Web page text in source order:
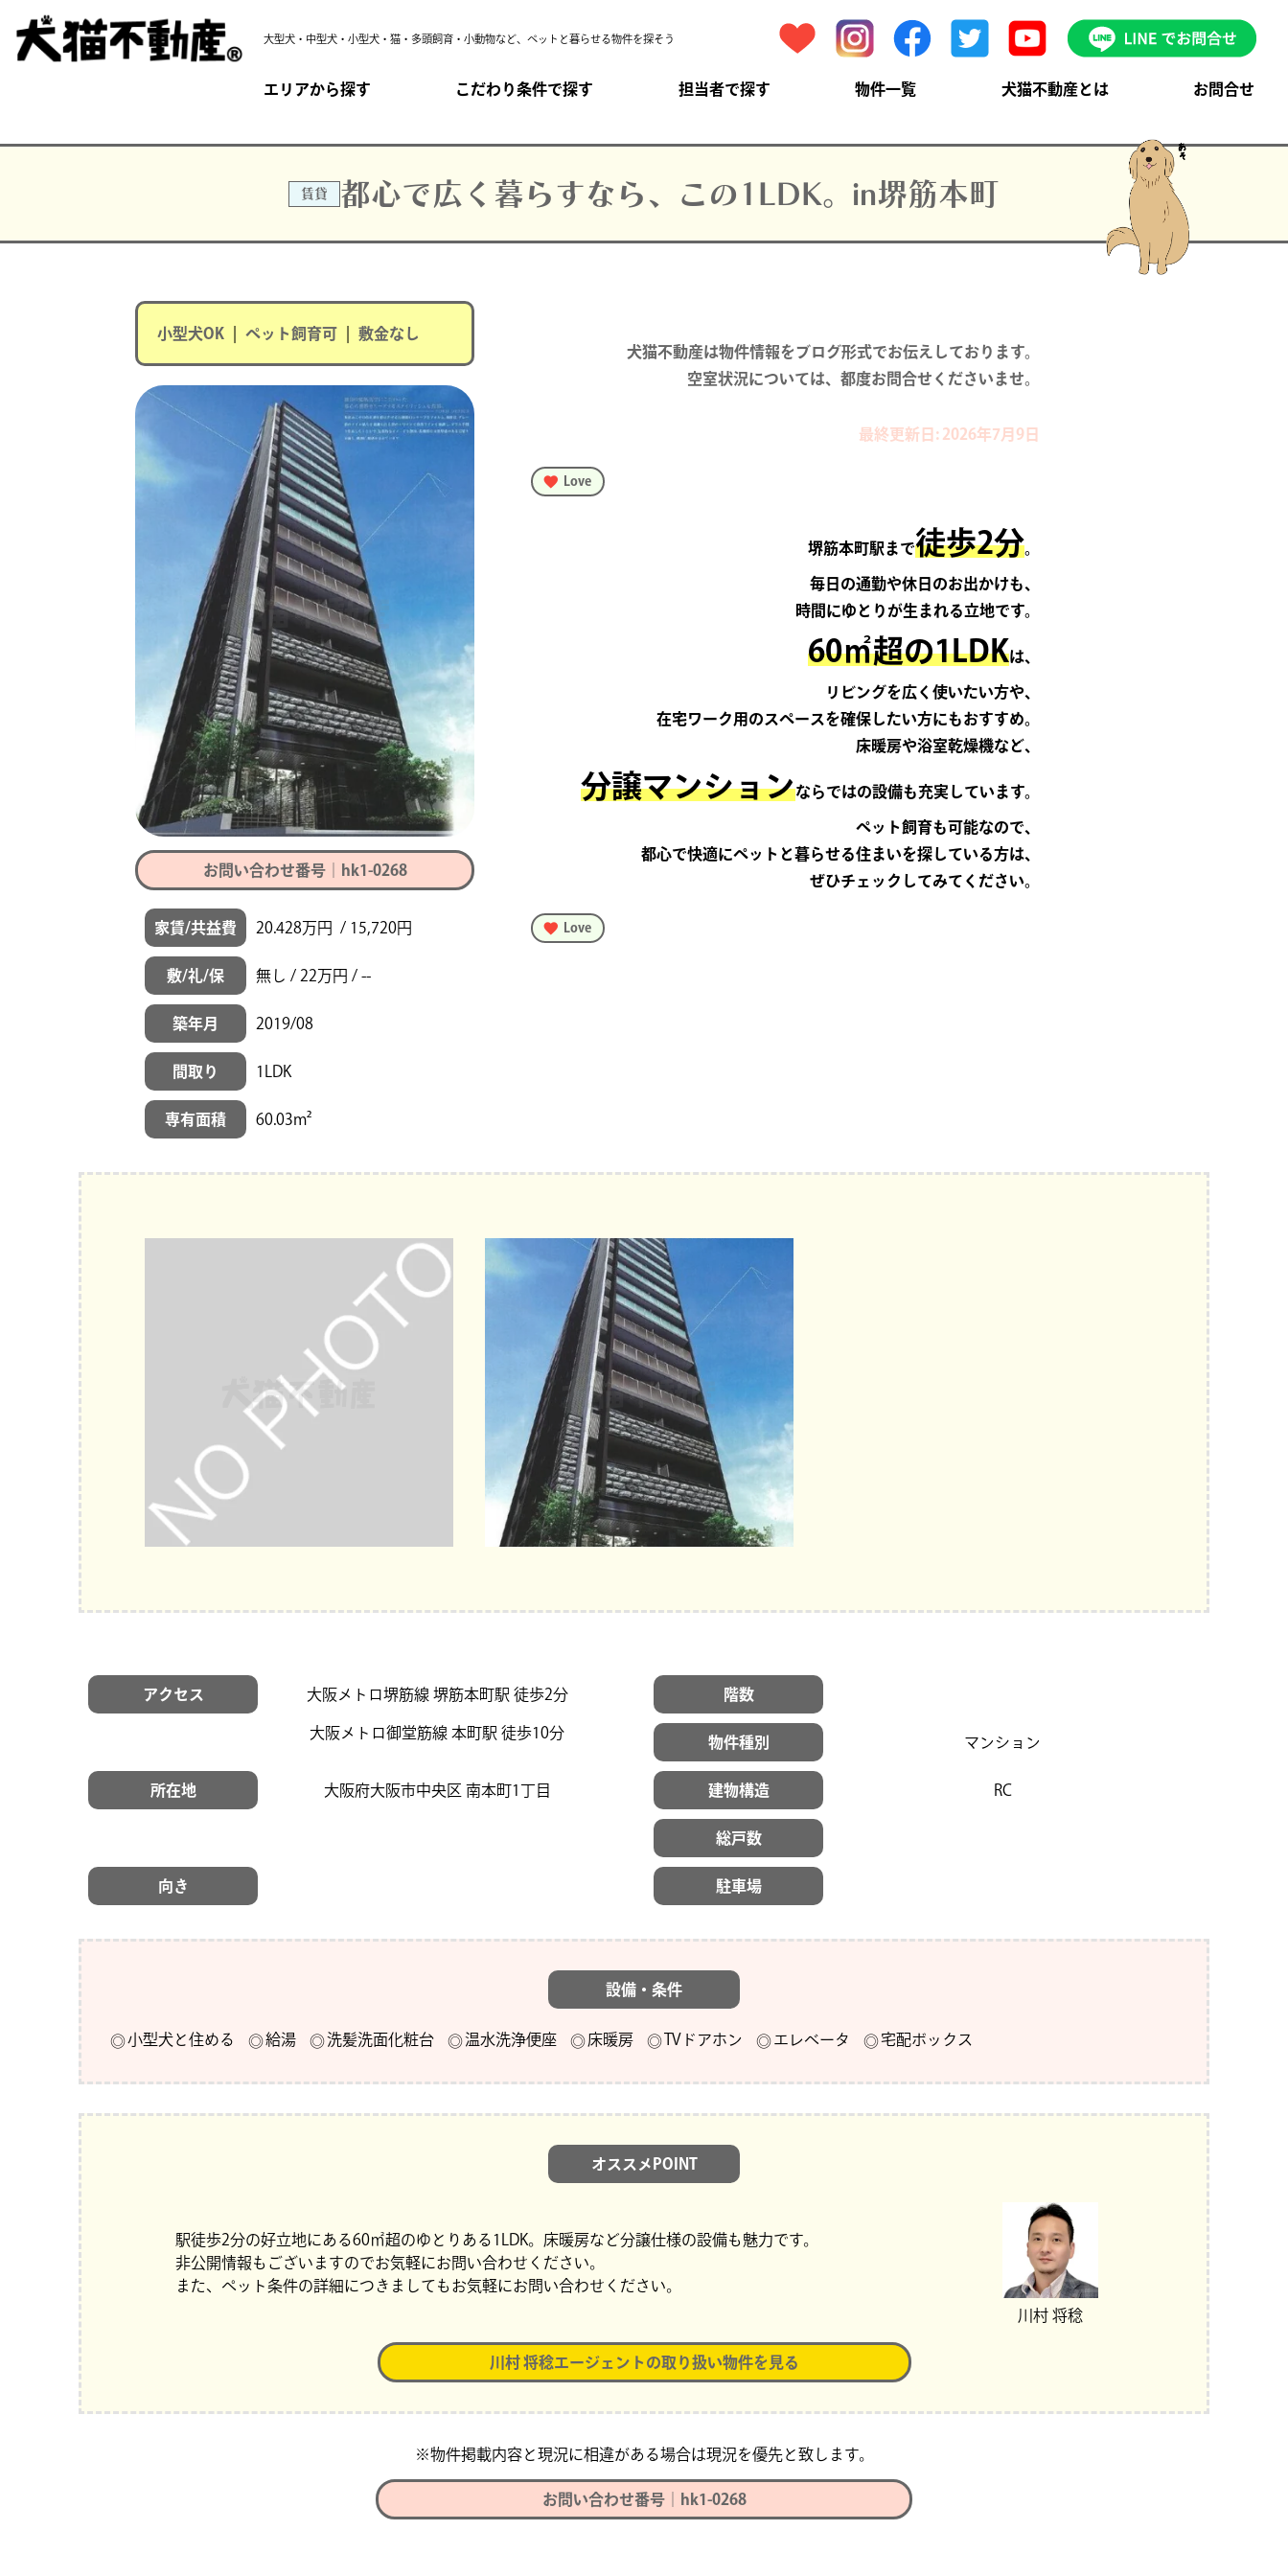
大型犬・中型犬・小型犬・猫・多頭飼育・小動物など、ペットと暮らせる物件を探そう
エリアから探す こだわり条件で探す 担当者で探す 物件一覧 犬猫不動産とは お問合せ
賃貸 都心で広く暮らすなら、この1LDK。in堺筋本町
小型犬OK ペット飼育可 敷金なし
お問い合わせ番号｜hk1-0268
家賃/共益費 20.428万円 / 15,720円
敷/礼/保 無し / 22万円 / --
築年月 2019/08
間取り 1LDK
専有面積 60.03m²
犬猫不動産は物件情報をブログ形式でお伝えしております。
空室状況については、都度お問合せくださいませ。
最終更新日: 2026年7月9日
Love
堺筋本町駅まで徒歩2分。
毎日の通勤や休日のお出かけも、
時間にゆとりが生まれる立地です。
60㎡超の1LDKは、
リビングを広く使いたい方や、
在宅ワーク用のスペースを確保したい方にもおすすめ。
床暖房や浴室乾燥機など、
分譲マンションならではの設備も充実しています。
ペット飼育も可能なので、
都心で快適にペットと暮らせる住まいを探している方は、
ぜひチェックしてみてください。
Love
アクセス 大阪メトロ堺筋線 堺筋本町駅 徒歩2分
大阪メトロ御堂筋線 本町駅 徒歩10分
所在地 大阪府大阪市中央区 南本町1丁目
向き
階数
物件種別 マンション
建物構造 RC
総戸数
駐車場
設備・条件
小型犬と住める 給湯 洗髪洗面化粧台 温水洗浄便座 床暖房 TVドアホン エレベータ 宅配ボックス
オススメPOINT
駅徒歩2分の好立地にある60㎡超のゆとりある1LDK。床暖房など分譲仕様の設備も魅力です。
非公開情報もございますのでお気軽にお問い合わせください。
また、ペット条件の詳細につきましてもお気軽にお問い合わせください。
川村 将稔
川村 将稔エージェントの取り扱い物件を見る
※物件掲載内容と現況に相違がある場合は現況を優先と致します。
お問い合わせ番号｜hk1-0268